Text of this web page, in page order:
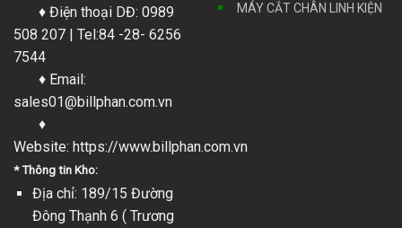
♦ Điện thoại DĐ: 0989
508 207 | Tel:84 -28- 6256
7544
♦ Email:
sales01@billphan.com.vn
♦
Website: https://www.billphan.com.vn
* Thông tin Kho:
Địa chỉ: 189/15 Đường
Đông Thạnh 6 ( Trương
MÁY CẮT CHÂN LINH KIỆN